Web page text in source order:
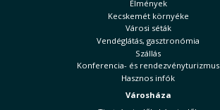
Élmények
Kecskemét környéke
Városi séták
Vendéglátás, gasztronómia
Szállás
Konferencia- és rendezvényturizmus
Hasznos infók
Városháza